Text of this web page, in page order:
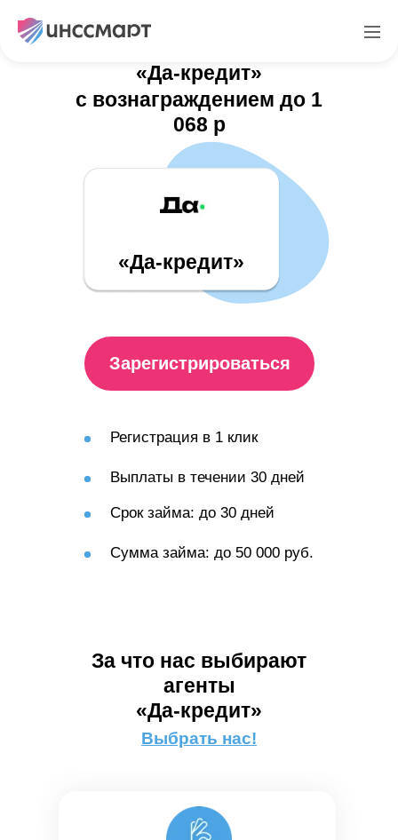
«Да-кредит»
Регистрация в 1 клик
Выплаты в течении 30 дней
Срок займа: до 30 дней
Сумма займа: до 50 000 руб.
с вознаграждением до 1
068 р
Зарегистрироваться
«Да-кредит»
За что нас выбирают
агенты
«Да-кредит»
Выбрать нас!